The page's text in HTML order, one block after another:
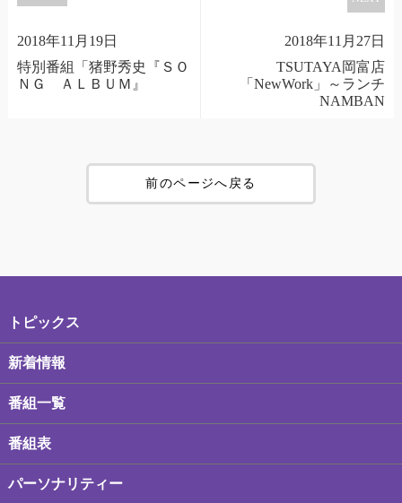
2018年11月19日
特別番組「猪野秀史『ＳＯ
ＮＧ ＡＬＢＵＭ』
2018年11月27日
TSUTAYA岡富店
「NewWork」～ランチ
NAMBAN
前のページへ戻る
トピックス
新着情報
番組一覧
番組表
パーソナリティー